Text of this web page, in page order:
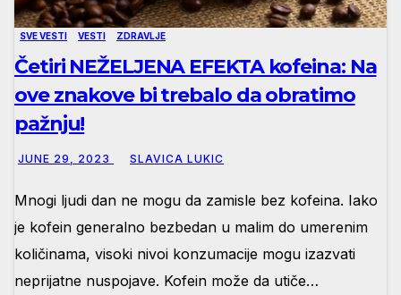
SVE VESTI VESTI ZDRAVLJE
Četiri NEŽELJENA EFEKTA kofeina: Na
ove znakove bi trebalo da obratimo
pažnju!
JUNE 29, 2023 SLAVICA LUKIC
Mnogi ljudi dan ne mogu da zamisle bez kofeina. Iako
je kofein generalno bezbedan u malim do umerenim
količinama, visoki nivoi konzumacije mogu izazvati
neprijatne nuspojave. Kofein može da utiče…